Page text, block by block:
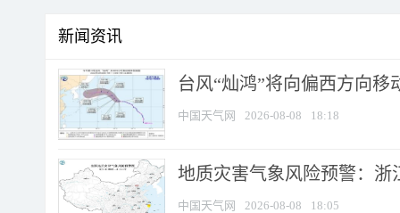
新闻资讯
台风“灿鸿”将向偏西方向移
中国天气网 2026-08-08 18:18
地质灾害气象风险预警：
中国天气网 2026-08-08 18:05